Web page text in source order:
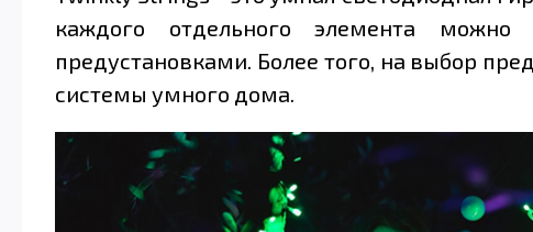
каждого отдельного элемента
предустановками. Более того, на выбор
системы умного дома.